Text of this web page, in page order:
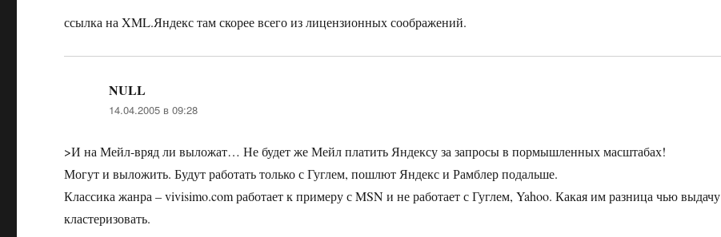
ссылка на XML.Яндекс там скорее всего из лицензионных соображений.
NULL
14.04.2005 в 09:28
>И на Мейл-вряд ли выложат… Не будет же Мейл платить Яндексу за запросы в пормышленных масштабах!
Могут и выложить. Будут работать только с Гуглем, пошлют Яндекс и Рамблер подальше.
Классика жанра – vivisimo.com работает к примеру с MSN и не работает с Гуглем, Yahoo. Какая им разница чью выдачу
кластеризовать.